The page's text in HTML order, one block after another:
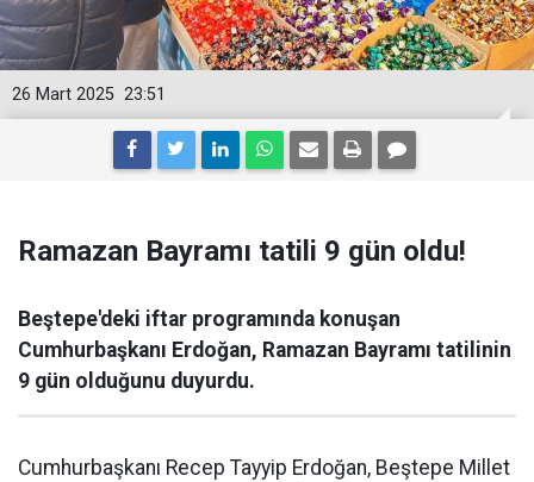
23:51
26 Mart 2025
Ramazan Bayramı tatili 9 gün oldu!
Beştepe'deki iftar programında konuşan
Cumhurbaşkanı Erdoğan, Ramazan Bayramı tatilinin
9 gün olduğunu duyurdu.
Cumhurbaşkanı Recep Tayyip Erdoğan, Beştepe Millet